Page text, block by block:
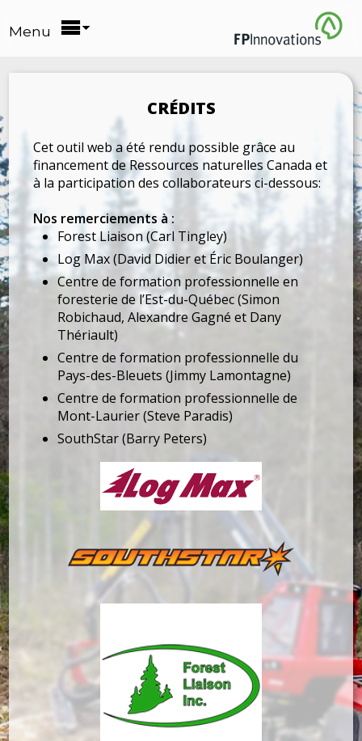
Menu
CRÉDITS
Cet outil web a été rendu possible grâce au
financement de Ressources naturelles Canada et
à la participation des collaborateurs ci-dessous:
Nos remerciements à :
Forest Liaison (Carl Tingley)
Log Max (David Didier et Éric Boulanger)
Centre de formation professionnelle en
foresterie de l’Est-du-Québec (Simon
Robichaud, Alexandre Gagné et Dany
Thériault)
Centre de formation professionnelle du
Pays-des-Bleuets (Jimmy Lamontagne)
Centre de formation professionnelle de
Mont-Laurier (Steve Paradis)
SouthStar (Barry Peters)